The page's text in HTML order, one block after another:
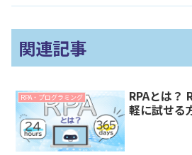
関連記事
RPA・プログラミング
RPAとは？
軽に試せる